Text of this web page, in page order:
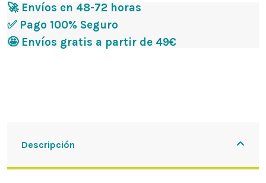
🚀 Envíos en 48-72 horas
✅ Pago 100% Seguro
🤩 Envíos gratis a partir de 49€
Descripción